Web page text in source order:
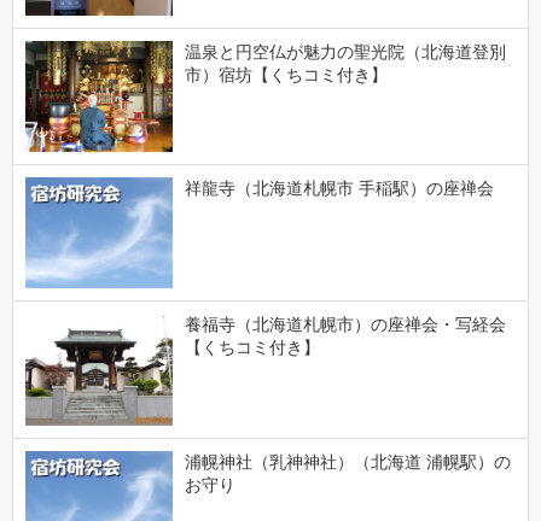
温泉と円空仏が魅力の聖光院（北海道登別
市）宿坊【くちコミ付き】
祥龍寺（北海道札幌市 手稲駅）の座禅会
養福寺（北海道札幌市）の座禅会・写経会
【くちコミ付き】
浦幌神社（乳神神社）（北海道 浦幌駅）の
お守り